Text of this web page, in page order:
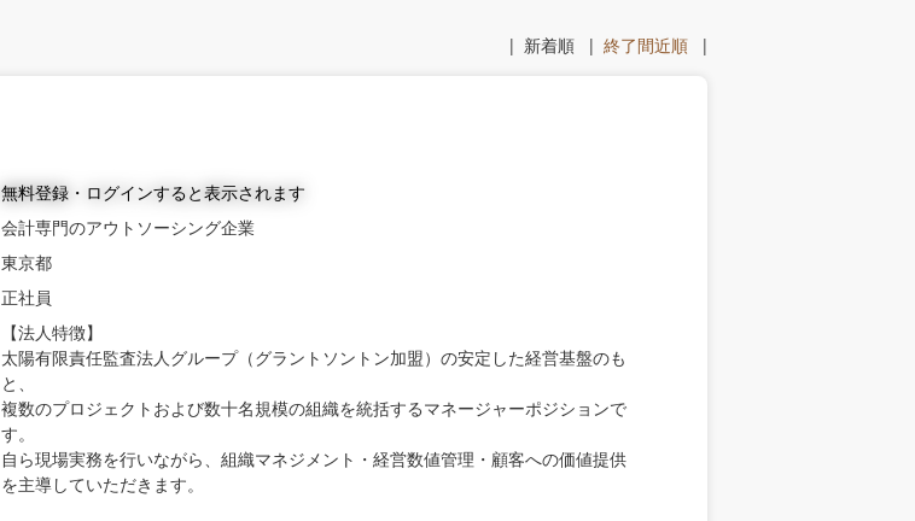
| 新着順 | 終了間近順 |
無料登録・ログインすると表示されます
会計専門のアウトソーシング企業
東京都
正社員
【法人特徴】
太陽有限責任監査法人グループ（グラントソントン加盟）の安定した経営基盤のも
と、
複数のプロジェクトおよび数十名規模の組織を統括するマネージャーポジションで
す。
自ら現場実務を行いながら、組織マネジメント・経営数値管理・顧客への価値提供
を主導していただきます。